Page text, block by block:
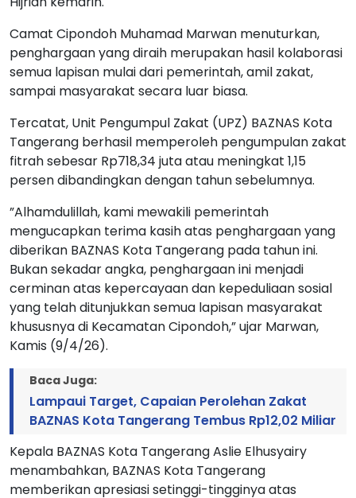
Camat Cipondoh Muhamad Marwan menuturkan,
penghargaan yang diraih merupakan hasil kolaborasi
semua lapisan mulai dari pemerintah, amil zakat,
sampai masyarakat secara luar biasa.
Tercatat, Unit Pengumpul Zakat (UPZ) BAZNAS Kota
Tangerang berhasil memperoleh pengumpulan zakat
fitrah sebesar Rp718,34 juta atau meningkat 1,15
persen dibandingkan dengan tahun sebelumnya.
”Alhamdulillah, kami mewakili pemerintah
mengucapkan terima kasih atas penghargaan yang
diberikan BAZNAS Kota Tangerang pada tahun ini.
Bukan sekadar angka, penghargaan ini menjadi
cerminan atas kepercayaan dan kepeduliaan sosial
yang telah ditunjukkan semua lapisan masyarakat
khususnya di Kecamatan Cipondoh,” ujar Marwan,
Kamis (9/4/26).
Baca Juga:
Lampaui Target, Capaian Perolehan Zakat
BAZNAS Kota Tangerang Tembus Rp12,02 Miliar
Kepala BAZNAS Kota Tangerang Aslie Elhusyairy
menambahkan, BAZNAS Kota Tangerang
memberikan apresiasi setinggi-tingginya atas